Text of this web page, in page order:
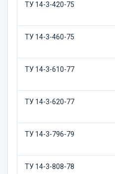
ТУ 14-3-420-75
ТУ 14-3-460-75
ТУ 14-3-610-77
ТУ 14-3-620-77
ТУ 14-3-796-79
ТУ 14-3-808-78